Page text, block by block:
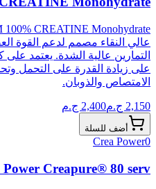
عالي النقاء مصمم لدعم القوة
التمارين عالية الشدة. يعتمد
على زيادة القدرة على التحمل
الامتصاص والذوبان.
2,150 ج.م2,400 ج.م
أضف للسلة
Crea Power0
Power Creapure® 80 serv